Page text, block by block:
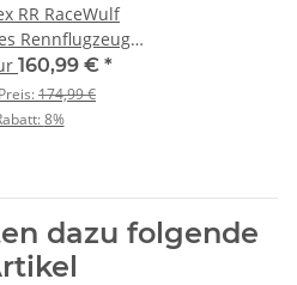
RR RaceWulf
Rennflugzeug
FW 190 / 1-01771
160,99 € *
174,99 €
8%
dazu folgende